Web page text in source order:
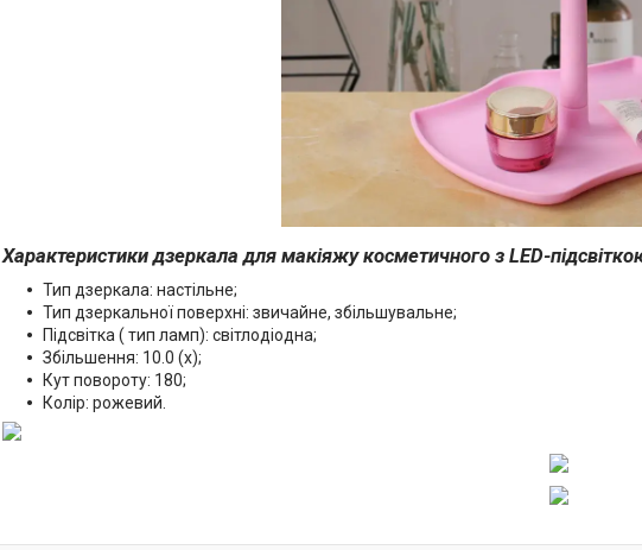
Характеристики дзеркала для макіяжу косметичного з LED-
Тип дзеркала: настільне;
Тип дзеркальної поверхні: звичайне, збільшувальне;
Підсвітка ( тип ламп): світлодіодна;
Збільшення: 10.0 (х);
Кут повороту: 180;
Колір: рожевий.